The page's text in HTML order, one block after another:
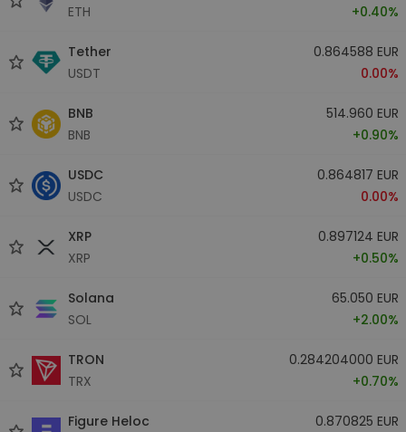
ETH
+0.40%
Tether
USDT
0.864588 EUR
0.00%
BNB
BNB
514.960 EUR
+0.90%
USDC
USDC
0.864817 EUR
0.00%
XRP
XRP
0.897124 EUR
+0.50%
Solana
SOL
65.050 EUR
+2.00%
TRON
TRX
0.284204000 EUR
+0.70%
Figure Heloc
0.870825 EUR